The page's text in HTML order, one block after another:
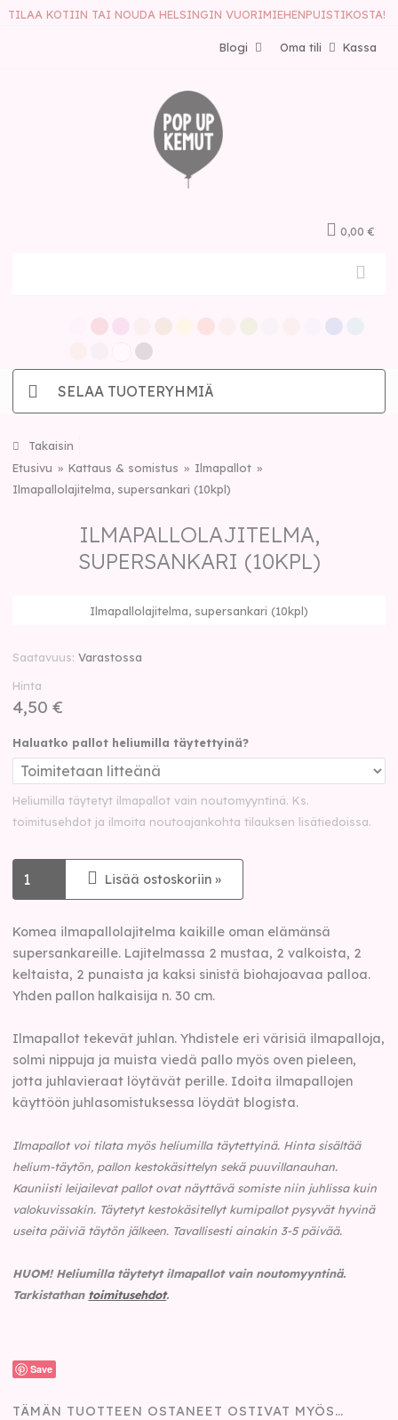
TILAA KOTIIN TAI NOUDA HELSINGIN VUORIMIEHENPUISTIKOSTA!
Kassa
Oma tili
Blogi
0,00 €
SELAA TUOTERYHMIÄ
Takaisin
Etusivu
Kattaus & somistus
Ilmapallot
Ilmapallolajitelma, supersankari (10kpl)
ILMAPALLOLAJITELMA,
SUPERSANKARI (10KPL)
Ilmapallolajitelma, supersankari (10kpl)
Saatavuus Varastossa
Hinta
4,50 €
Haluatko pallot heliumilla täytettyinä?
Heliumilla täytetyt ilmapallot vain noutomyyntinä. Ks.
toimitusehdot ja ilmoita noutoajankohta tilauksen lisätiedoissa.
Lisää ostoskoriin »
Komea ilmapallolajitelma kaikille oman elämänsä
supersankareille. Lajitelmassa 2 mustaa, 2 valkoista, 2
keltaista, 2 punaista ja kaksi sinistä biohajoavaa palloa.
Yhden pallon halkaisija n. 30 cm.
Ilmapallot tekevät juhlan. Yhdistele eri värisiä ilmapalloja,
solmi nippuja ja muista viedä pallo myös oven pieleen,
jotta juhlavieraat löytävät perille. Idoita ilmapallojen
käyttöön juhlasomistuksessa löydät blogista.
Ilmapallot voi tilata myös heliumilla täytettyinä. Hinta sisältää
helium-täytön, pallon kestokäsittelyn sekä puuvillanauhan.
Kauniisti leijailevat pallot ovat näyttävä somiste niin juhlissa kuin
valokuvissakin. Täytetyt kestokäsitellyt kumipallot pysyvät hyvinä
useita päiviä täytön jälkeen. Tavallisesti ainakin 3-5 päivää.
HUOM! Heliumilla täytetyt ilmapallot vain noutomyyntinä.
Tarkistathan toimitusehdot.
Save
TÄMÄN TUOTTEEN OSTANEET OSTIVAT MYÖS…